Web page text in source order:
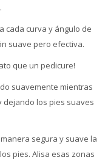
cada curva y ángulo de
suave pero efectiva.
que un pedicure!
suavemente mientras
dejando los pies suaves
segura y suave la
pies. Alisa esas zonas